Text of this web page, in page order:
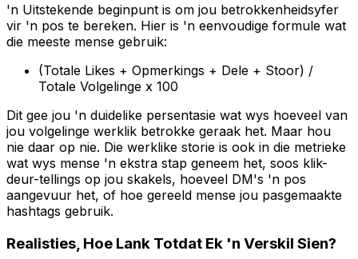
'n Uitstekende beginpunt is om jou betrokkenheidsyfer
vir 'n pos te bereken. Hier is 'n eenvoudige formule wat
die meeste mense gebruik:
(Totale Likes + Opmerkings + Dele + Stoor) /
Totale Volgelinge x 100
Dit gee jou 'n duidelike persentasie wat wys hoeveel van
jou volgelinge werklik betrokke geraak het. Maar hou
nie daar op nie. Die werklike storie is ook in die metrieke
wat wys mense 'n ekstra stap geneem het, soos klik-
deur-tellings op jou skakels, hoeveel DM's 'n pos
aangevuur het, of hoe gereeld mense jou pasgemaakte
hashtags gebruik.
Realisties, Hoe Lank Totdat Ek 'n Verskil Sien?